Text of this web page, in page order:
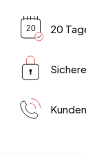
20